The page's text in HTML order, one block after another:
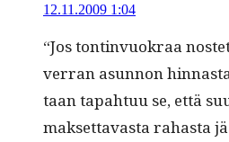
12.11.2009 1:04
“Jos ton­tin­vuokraa
ver­ran asun­non
taan tapah­tuu se, että
mak­set­tavas­ta rahas­ta